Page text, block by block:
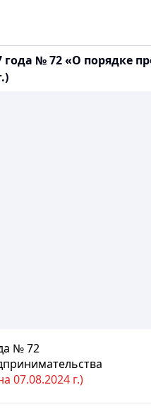
№ 72 «О порядке
№ 72
07.08.2024 г.)